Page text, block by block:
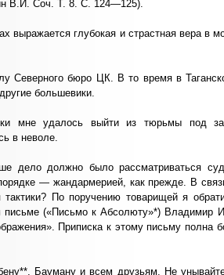
В.И. Соч. Т. 8. С. 124—125).
выражается глубокая и страстная вера в
Северного бюро ЦК. В то время в
большевики.
мне удалось выйти из тюрьмы под
в неволе.
дело должно было рассматриваться
— жандармерией, как прежде. В
По поручению товарищей я
(«Письмо к Абсолюту»*) Владимир
Приписка к этому письму полна
Бауману и всем друзьям. Не